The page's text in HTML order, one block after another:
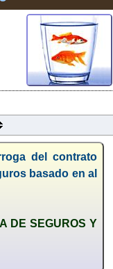
del contrato
basado en al
DE SEGUROS Y